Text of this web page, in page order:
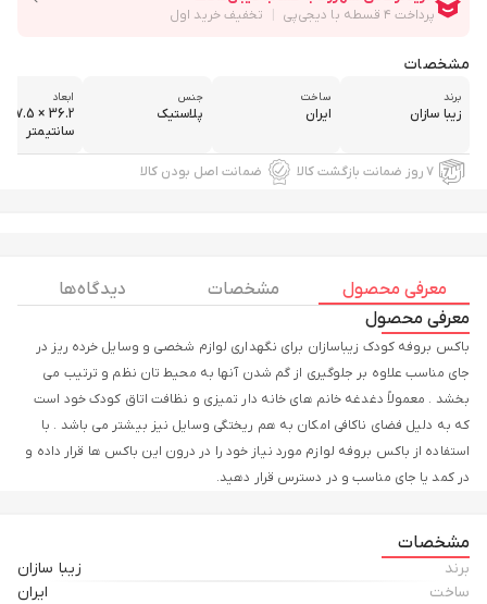
مشخصات
برند
زیبا سازان
ساخت
ایران
جنس
پلاستیک
ابعاد
سانتیمتر
۷ روز ضمانت بازگشت کالا ضمانت اصل بودن کالا
معرفی محصول مشخصات
دیدگاه ها
معرفی محصول
باکس بروفه کودک زیباسازان برای نگهداری لوازم شخصی و وسایل خرده ریز در
جای مناسب علاوه بر جلوگیری از گم شدن آنها به محیط تان نظم و ترتیب می
بخشد . معمولاً دغدغه خانم های خانه دار تمیزی و نظافت اتاق کودک خود است
که به دلیل فضای ناکافی امکان به هم ریختگی وسایل نیز بیشتر می باشد . با
استفاده از باکس بروفه لوازم مورد نیاز خود را در درون این باکس ها قرار داده و
در کمد یا جای مناسب و در دسترس قرار دهید.
مشخصات
برند
زیبا سازان
ساخت
ایران